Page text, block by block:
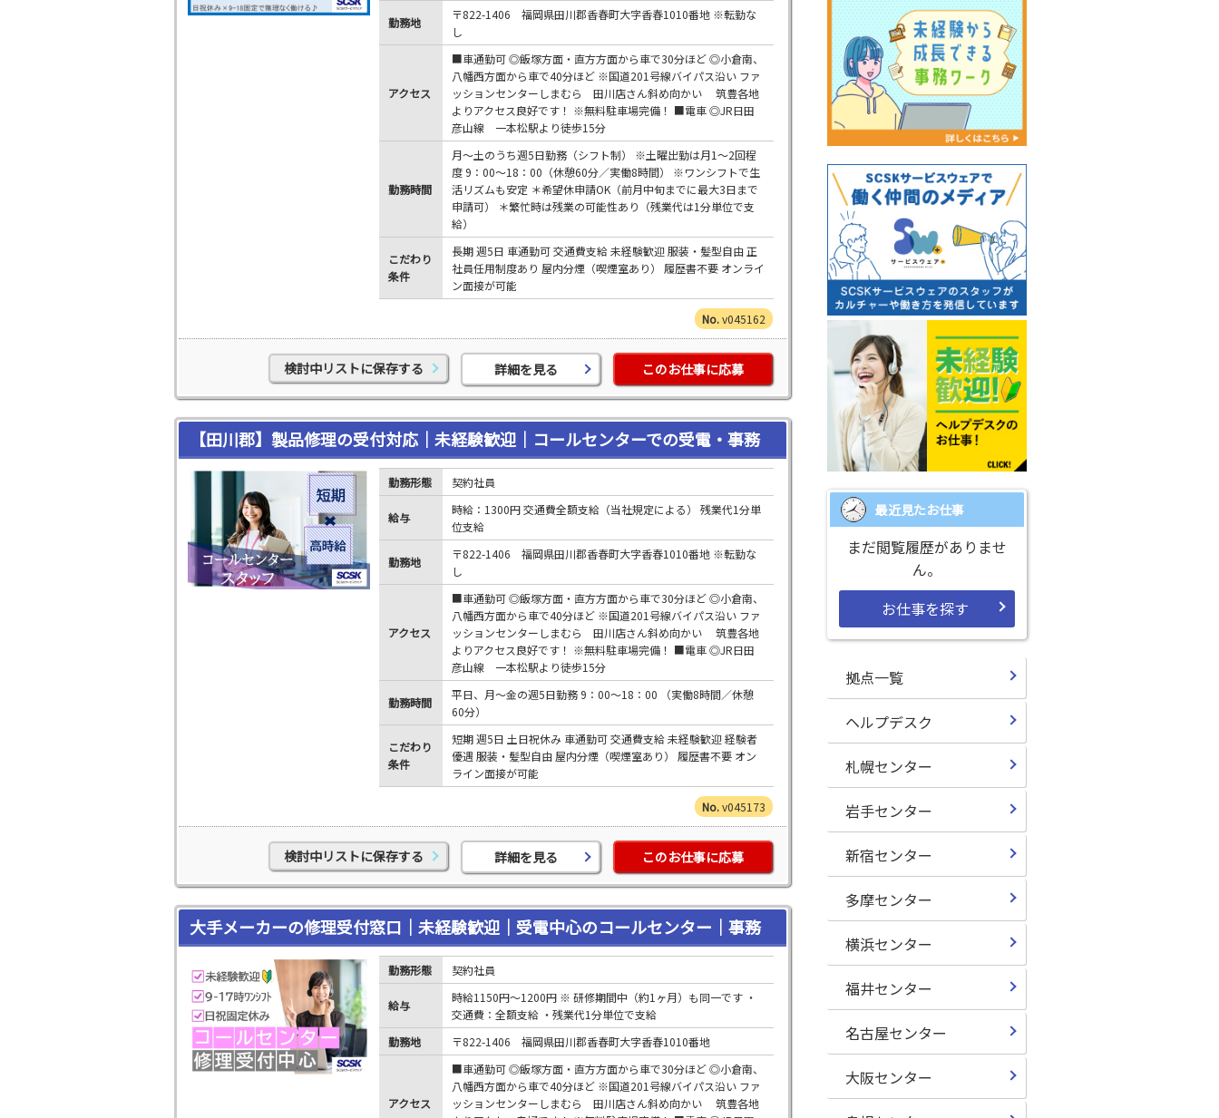
勤務地
〒822-1406 福岡県田川郡香春町大字香春1010番地 ※転勤な
し
アクセス
■車通勤可 ◎飯塚方面・直方方面から車で30分ほど ◎小倉南、
八幡西方面から車で40分ほど ※国道201号線バイパス沿い ファ
ッションセンターしまむら 田川店さん斜め向かい 筑豊各地
よりアクセス良好です！ ※無料駐車場完備！ ■電車 ◎JR日田
彦山線 一本松駅より徒歩15分
勤務時間
月～土のうち週5日勤務（シフト制） ※土曜出勤は月1～2回程
度 9：00～18：00（休憩60分／実働8時間） ※ワンシフトで生
活リズムも安定 ＊希望休申請OK（前月中旬までに最大3日まで
申請可） ＊繁忙時は残業の可能性あり（残業代は1分単位で支
給）
こだわり
条件
長期 週5日 車通勤可 交通費支給 未経験歓迎 服装・髪型自由 正
社員任用制度あり 屋内分煙（喫煙室あり） 履歴書不要 オンライ
ン面接が可能
v045162
検討中リストに保存する 詳細を見る このお仕事に応募
【田川郡】製品修理の受付対応｜未経験歓迎｜コールセンターでの受電・事務
勤務形態 契約社員
給与
時給：1300円 交通費全額支給（当社規定による） 残業代1分単
位支給
勤務地
〒822-1406 福岡県田川郡香春町大字香春1010番地 ※転勤な
し
アクセス
■車通勤可 ◎飯塚方面・直方方面から車で30分ほど ◎小倉南、
八幡西方面から車で40分ほど ※国道201号線バイパス沿い ファ
ッションセンターしまむら 田川店さん斜め向かい 筑豊各地
よりアクセス良好です！ ※無料駐車場完備！ ■電車 ◎JR日田
彦山線 一本松駅より徒歩15分
勤務時間
平日、月～金の週5日勤務 9：00～18：00 （実働8時間／休憩
60分）
こだわり
条件
短期 週5日 土日祝休み 車通勤可 交通費支給 未経験歓迎 経験者
優遇 服装・髪型自由 屋内分煙（喫煙室あり） 履歴書不要 オン
ライン面接が可能
v045173
検討中リストに保存する 詳細を見る このお仕事に応募
大手メーカーの修理受付窓口｜未経験歓迎｜受電中心のコールセンター｜事務
勤務形態 契約社員
給与
時給1150円～1200円 ※ 研修期間中（約1ヶ月）も同一です ・
交通費：全額支給 ・残業代1分単位で支給
勤務地
〒822-1406 福岡県田川郡香春町大字香春1010番地
アクセス
■車通勤可 ◎飯塚方面・直方方面から車で30分ほど ◎小倉南、
八幡西方面から車で40分ほど ※国道201号線バイパス沿い ファ
ッションセンターしまむら 田川店さん斜め向かい 筑豊各地
最近見たお仕事
まだ閲覧履歴がありませ
ん。
お仕事を探す
拠点一覧
ヘルプデスク
札幌センター
岩手センター
新宿センター
多摩センター
横浜センター
福井センター
名古屋センター
大阪センター